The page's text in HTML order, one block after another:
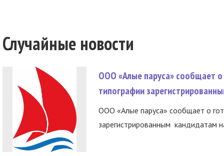
Случайные новости
ООО «Алые паруса» сообщает о
типографии
ООО «Алые паруса» сообщает о
зарегистрированным кандидатам